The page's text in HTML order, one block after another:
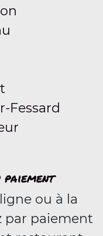
Fessard
ou à la
par paiement